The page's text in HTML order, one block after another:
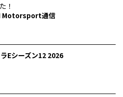
！
Motorsport通信
Eシーズン12 2026